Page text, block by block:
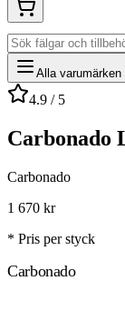
Alla varumärken
4.9 / 5
Carbonado
Carbonado
1 670 kr
* Pris per styck
Carbonado